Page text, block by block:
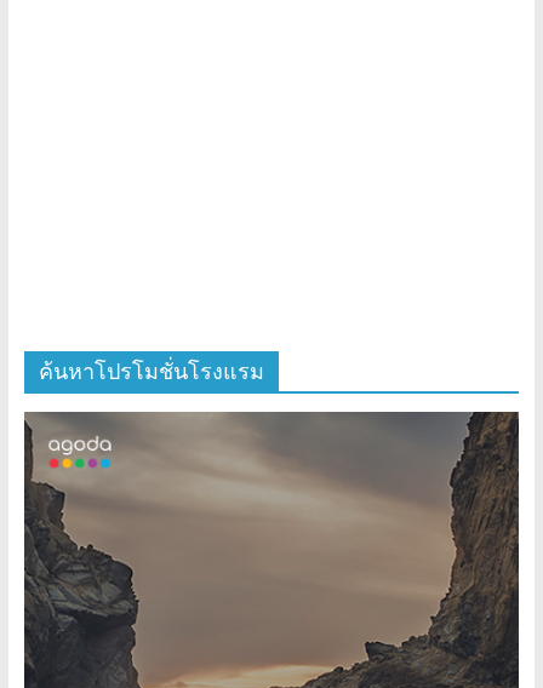
ค้นหาโปรโมชั่นโรงแรม